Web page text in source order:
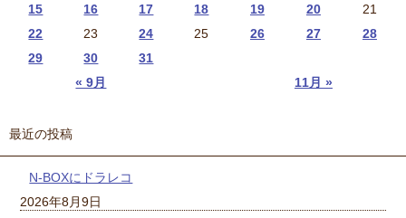
« 9月 11月 »
15
16 17 18 19 20
21
22
23 24 25 26 27
28
29
30 31
最近の投稿
N-BOXにドラレコ
2026年8月9日